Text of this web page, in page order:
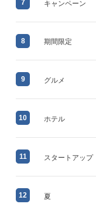
7 キャンペーン
8 期間限定
9 グルメ
10 ホテル
11 スタートアップ
12 夏